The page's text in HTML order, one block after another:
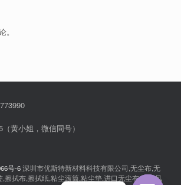
黄小姐，微信同号）
号-6深圳市优斯特新材料科技有限公司,无尘布,无
擦拭布,擦拭纸,粘尘滚筒,粘尘垫,进口无尘布,离子风